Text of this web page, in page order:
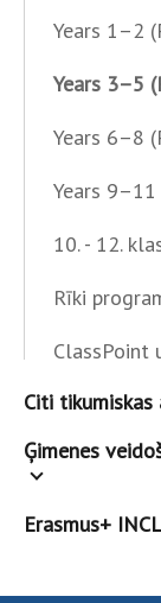
Years 1–2
Years 3–5
Years 6–8
Years
10. - 12.
Rīki
ClassPoint
Citi tikumiskas
Ģimenes
Erasmus+